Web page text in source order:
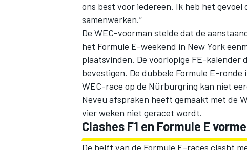
ons best voor iedereen. Ik heb het
samenwerken.”
De WEC-voorman stelde dat de
het Formule E-weekend in New York
plaatsvinden. De voorlopige FE-
bevestigen. De dubbele Formule E-ronde
WEC-race op de Nürburgring kan niet
Neveu afspraken heeft gemaakt met de
vier weken niet geracet wordt.
Clashes F1 en Formule E
De helft van de Formule E-races clasht